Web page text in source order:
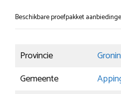
Beschikbare proefpakket
Provincie
Gemeente